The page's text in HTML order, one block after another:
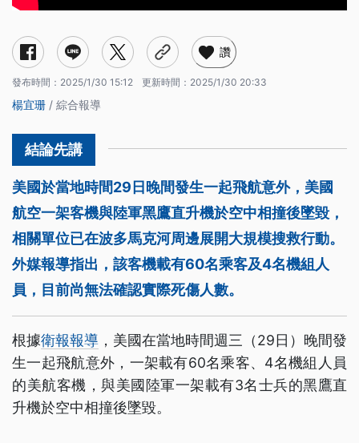
讚
發布時間： 2025/1/30 15:12 更新時間： 2025/1/30 20:33
楊宜珊 / 綜合報導
美國於當地時間29日晚間發生一起飛航意外，美國
航空一架客機與陸軍黑鷹直升機於空中相撞後墜毀，
相關單位已在波多馬克河周邊展開大規模搜救行動。
外媒報導指出，該客機載有60名乘客及4名機組人
員，目前尚無法確認實際死傷人數。
根據衛報報導 ，美國在當地時間週三（29日）晚間發
生一起飛航意外，一架載有60名乘客、4名機組人員
的美航客機，與美國陸軍一架載有3名士兵的黑鷹直
升機於空中相撞後墜毀。